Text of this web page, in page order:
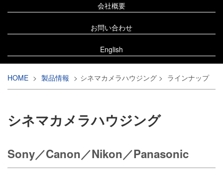
会社概要
お問い合わせ
English
HOME > 製品情報 > シネマカメラハウジング > ラインナップ
シネマカメラハウジング
Sony／Canon／Nikon／Panasonic